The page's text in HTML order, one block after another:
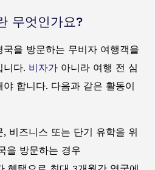
무엇인가요?
을 방문하는 무비자 여행객을
니다. 비자가 아니라 여행 전 심
합니다. 다음과 같은 활동이
비즈니스 또는 단기 유학을 위
을 방문하는 경우